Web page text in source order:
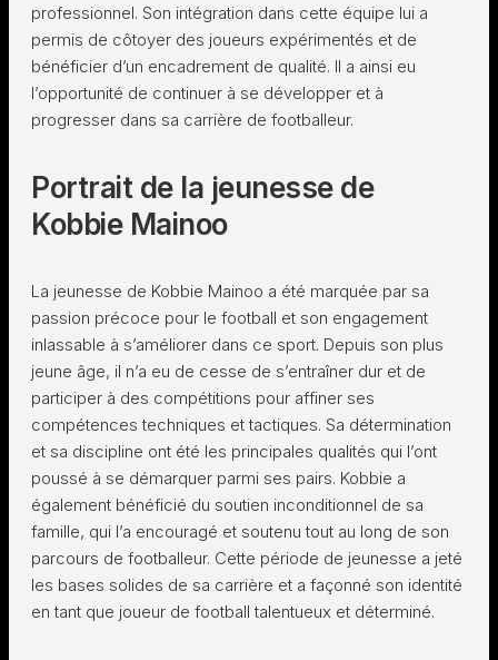
professionnel. Son intégration dans cette équipe lui a
permis de côtoyer des joueurs expérimentés et de
bénéficier d’un encadrement de qualité. Il a ainsi eu
l’opportunité de continuer à se développer et à
progresser dans sa carrière de footballeur.
Portrait de la jeunesse de
Kobbie Mainoo
La jeunesse de Kobbie Mainoo a été marquée par sa
passion précoce pour le football et son engagement
inlassable à s’améliorer dans ce sport. Depuis son plus
jeune âge, il n’a eu de cesse de s’entraîner dur et de
participer à des compétitions pour affiner ses
compétences techniques et tactiques. Sa détermination
et sa discipline ont été les principales qualités qui l’ont
poussé à se démarquer parmi ses pairs. Kobbie a
également bénéficié du soutien inconditionnel de sa
famille, qui l’a encouragé et soutenu tout au long de son
parcours de footballeur. Cette période de jeunesse a jeté
les bases solides de sa carrière et a façonné son identité
en tant que joueur de football talentueux et déterminé.